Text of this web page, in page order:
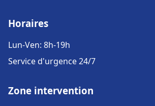
Horaires
Lun-Ven: 8h-19h
Service d'urgence 24/7
Zone intervention